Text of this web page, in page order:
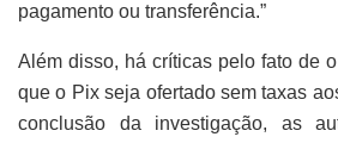
pagamento ou transferência.”
Além disso, há críticas pelo fato de
que o Pix seja ofertado sem taxas
conclusão da investigação, as